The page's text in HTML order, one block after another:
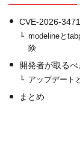
CVE-2026-
modelineと
険
開発者が取る
アップデート
まとめ